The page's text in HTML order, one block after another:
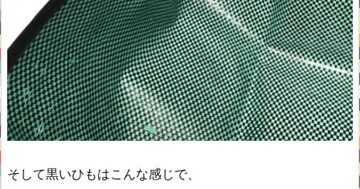
そして黒いひもはこんな感じで、